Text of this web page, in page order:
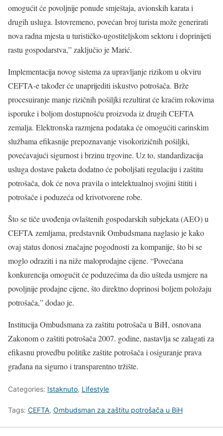
omogućit će povoljnije ponude smještaja, avionskih karata i
drugih usluga. Istovremeno, povećan broj turista može generirati
nova radna mjesta u turističko-ugostiteljskom sektoru i doprinijeti
rastu gospodarstva,” zaključio je Marić.
Implementacija novog sistema za upravljanje rizikom u okviru
CEFTA-e također će unaprijediti iskustvo potrošača. Brže
procesuiranje manje rizičnih pošiljki rezultirat će kraćim rokovima
isporuke i boljom dostupnošću proizvoda iz drugih CEFTA
zemalja. Elektronska razmjena podataka će omogućiti carinskim
službama efikasnije prepoznavanje visokorizičnih pošiljki,
povećavajući sigurnost i brzinu trgovine. Uz to, standardizacija
usluga dostave paketa dodatno će poboljšati regulaciju i zaštitu
potrošača, dok će nova pravila o intelektualnoj svojini štititi i
potrošače i poduzeća od krivotvorene robe.
Što se tiče uvođenja ovlaštenih gospodarskih subjekata (AEO) u
CEFTA zemljama, predstavnik Ombudsmana naglasio je kako
ovaj status donosi značajne pogodnosti za kompanije, što bi se
moglo odraziti i na niže maloprodajne cijene. “Povećana
konkurencija omogućit će poduzećima da dio ušteda usmjere na
povoljnije prodajne cijene, što direktno doprinosi boljem položaju
potrošača,” dodao je.
Institucija Ombudsmana za zaštitu potrošača u BiH, osnovana
Zakonom o zaštiti potrošača 2007. godine, nastavlja se zalagati za
efikasnu provedbu politike zaštite potrošača i osiguranje prava
građana na sigurno i transparentno tržište.
Categories: Istaknuto, Lifestyle
Tags: CEFTA, Ombudsman za zaštitu potrošača u BiH